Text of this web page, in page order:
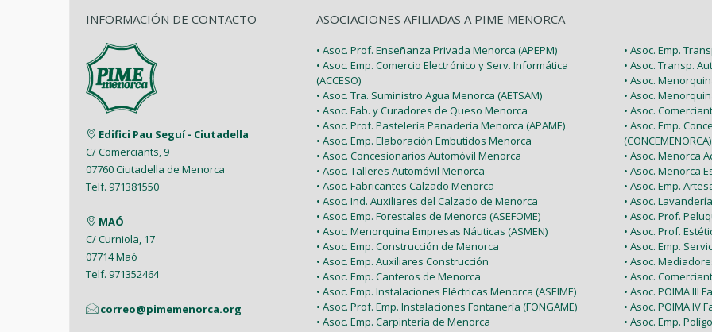
INFORMACIÓN DE CONTACTO
Edifici Pau Seguí - Ciutadella
C/ Comerciants, 9
07760 Ciutadella de Menorca
Telf. 971381550
MAÓ
C/ Curniola, 17
07714 Maó
Telf. 971352464
correo@pimemenorca.org
ASOCIACIONES AFILIADAS A PIME MENORCA
• Asoc. Prof. Enseñanza Privada Menorca (APEPM)
• Asoc. Emp. Comercio Electrónico y Serv. Informática
(ACCESO)
• Asoc. Tra. Suministro Agua Menorca (AETSAM)
• Asoc. Fab. y Curadores de Queso Menorca
• Asoc. Prof. Pastelería Panadería Menorca (APAME)
• Asoc. Emp. Elaboración Embutidos Menorca
• Asoc. Concesionarios Automóvil Menorca
• Asoc. Talleres Automóvil Menorca
• Asoc. Fabricantes Calzado Menorca
• Asoc. Ind. Auxiliares del Calzado de Menorca
• Asoc. Emp. Forestales de Menorca (ASEFOME)
• Asoc. Menorquina Empresas Náuticas (ASMEN)
• Asoc. Emp. Construcción de Menorca
• Asoc. Emp. Auxiliares Construcción
• Asoc. Emp. Canteros de Menorca
• Asoc. Emp. Instalaciones Eléctricas Menorca (ASEIME)
• Asoc. Prof. Emp. Instalaciones Fontanería (FONGAME)
• Asoc. Emp. Carpintería de Menorca
• Asoc. Emp.
• Asoc. Transp.
• Asoc.
• Asoc.
• Asoc.
• Asoc. Emp.
(CONCEMENORCA)
• Asoc. Menorca
• Asoc. Menorca
• Asoc. Emp.
• Asoc.
• Asoc. Prof.
• Asoc. Prof.
• Asoc. Emp.
• Asoc.
• Asoc.
• Asoc. POIMA III
• Asoc. POIMA IV
• Asoc. Emp.